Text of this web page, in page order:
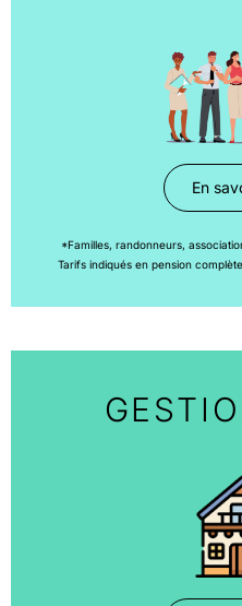
En
*Familles, randonneurs,
Tarifs indiqués en pension